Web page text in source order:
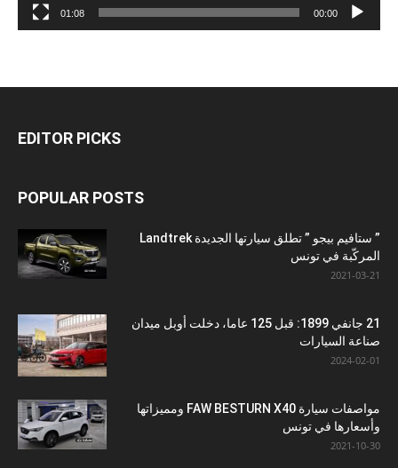
00:00
01:08
EDITOR PICKS
POPULAR POSTS
” ستافيم بيجو ” تطلق سيارتها الجديدة Landtrek
المركّبة في تونس
2021-03-21
21 جانفي 1899: قبل 125 عاما، دخلت أوبل ميدان
صناعة السيارات
2024-02-01
مواصفات سيارة FAW BESTURN X40 ومميزاتها
وأسعارها في تونس
2021-10-30